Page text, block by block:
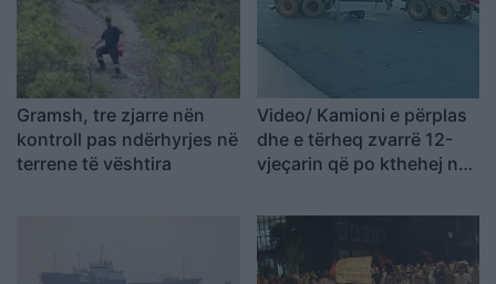
Gramsh, tre zjarre nën
kontroll pas ndërhyrjes në
terrene të vështira
Video/ Kamioni e përplas
dhe e tërheq zvarrë 12-
vjeçarin që po kthehej nga
mrekullisht